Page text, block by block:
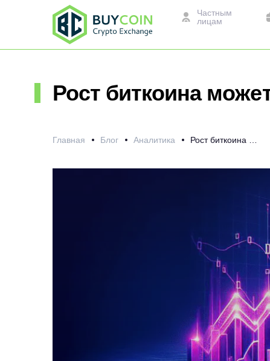
Частным
лицам
Рост биткоина
Главная Блог Аналитика Рост биткоина может получить поддержку благодаря стейблкоинам